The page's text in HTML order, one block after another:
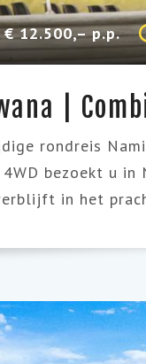
€ 12.500,– p.p.
|
rondreis
bezoekt u in
in het